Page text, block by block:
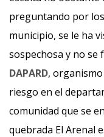
preguntando por
municipio, se le ha
sospechosa y no se
DAPARD,
riesgo en el
comunidad que se
quebrada El Arenal